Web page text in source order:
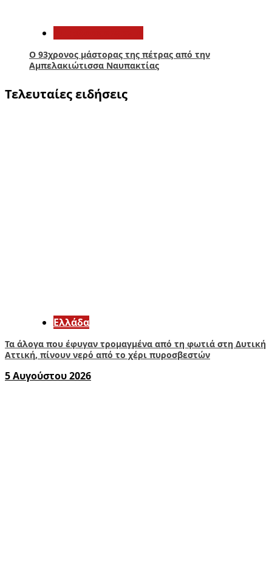
Ο 93χρονος μάστορας της πέτρας από την
Αμπελακιώτισσα Ναυπακτίας
Τελευταίες ειδήσεις
Ελλάδα
Τα άλογα που έφυγαν τρομαγμένα από τη φωτιά στη Δυτική
Αττική, πίνουν νερό από το χέρι πυροσβεστών
5 Αυγούστου 2026